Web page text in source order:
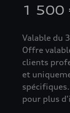
1 500
Valable du
Offre
clients
et
pour plus